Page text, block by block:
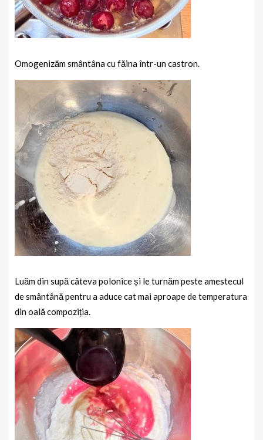
Omogenizăm smântâna cu făina într-un castron.
Luăm din supă câteva polonice și le turnăm peste amestecul
de smântână pentru a aduce cat mai aproape de temperatura
din oală compoziția.